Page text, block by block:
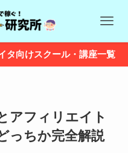
タ向けスクール・講座一覧
アフィリエイト
っちか完全解説